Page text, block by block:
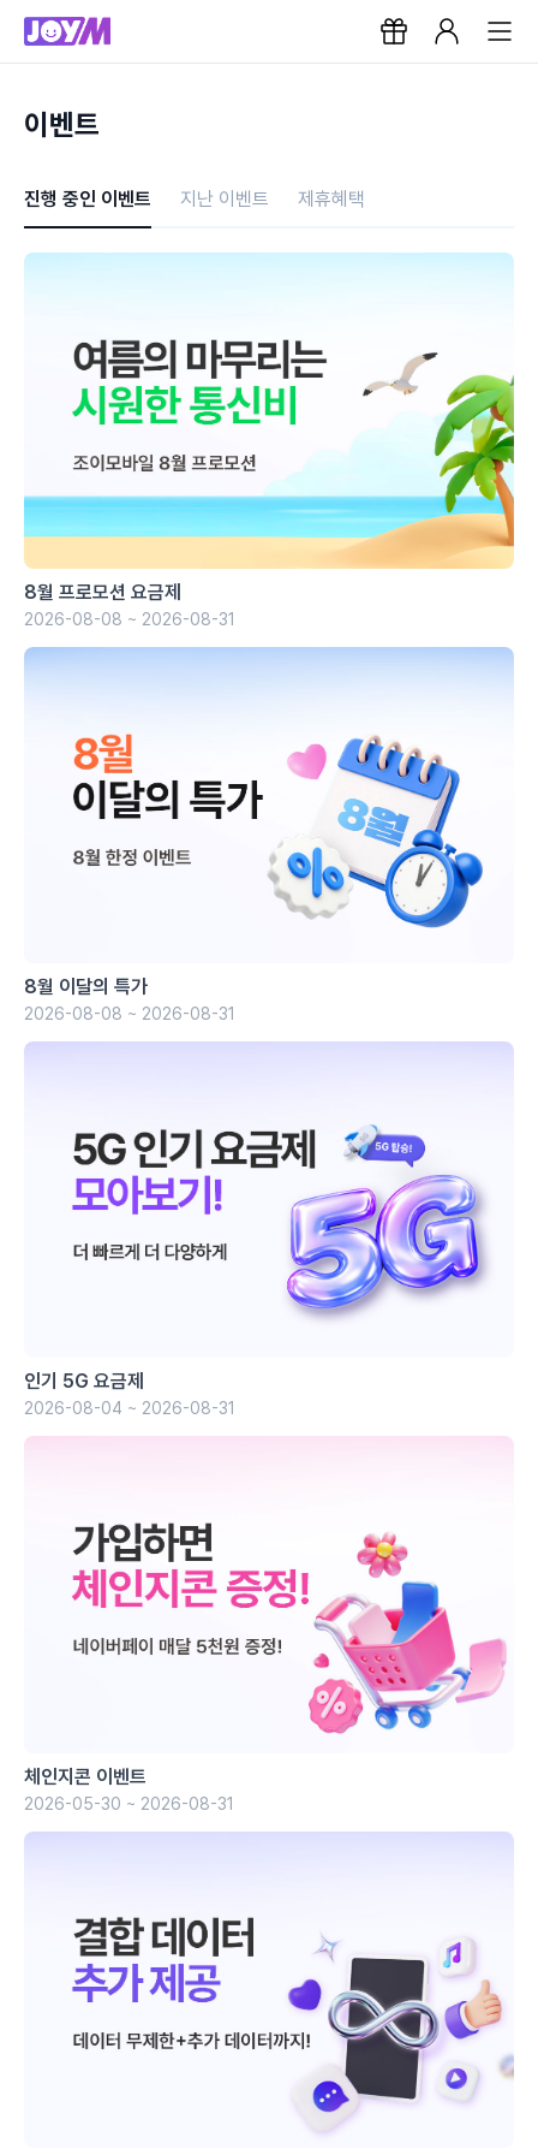
이벤트
진행 중인 이벤트 지난 이벤트 제휴혜택
8월 프로모션 요금제
2026-08-08 ~ 2026-08-31
8월 이달의 특가
2026-08-08 ~ 2026-08-31
인기 5G 요금제
2026-08-04 ~ 2026-08-31
체인지콘 이벤트
2026-05-30 ~ 2026-08-31